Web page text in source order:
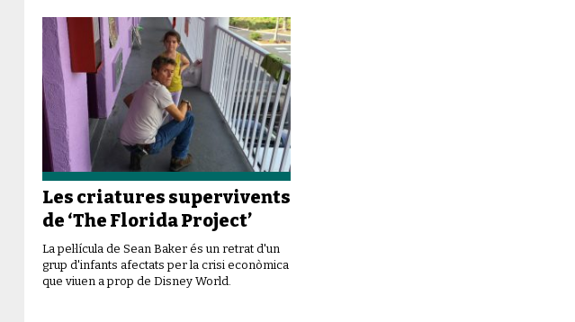
Les criatures supervivents
de ‘The Florida Project’
La pel·lícula de Sean Baker és un retrat d'un
grup d'infants afectats per la crisi econòmica
que viuen a prop de Disney World.